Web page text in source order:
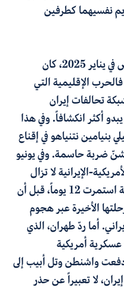
نفسيهما كطرفين
وعندما عاد ترامب إلى البيت الأبيض في يناير 2025، كان
الإقليمية التي
2023 أضعفت شبكة تحالفات إيران
أكثر انكشافاً. وفي هذا
بنيامين نتنياهو في إقناع
ضربة حاسمة. وفي يونيو
الإيرانية لا تزال
جارية، أطلقت إسرائيل حملة جوية استمرت 12 يوماً، قبل أن
الأخيرة عبر هجوم
. أما ردّ طهران، الذي
أمريكية
واشنطن وتل أبيب إلى
لا تعبيراً عن حذر